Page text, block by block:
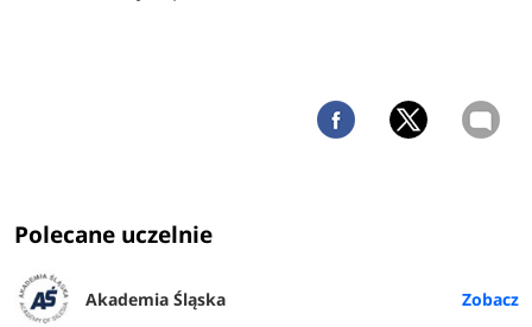
Polecane uczelnie
Akademia Śląska